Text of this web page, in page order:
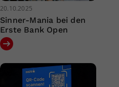
20.10.2025
Sinner-Mania bei den
Erste Bank Open